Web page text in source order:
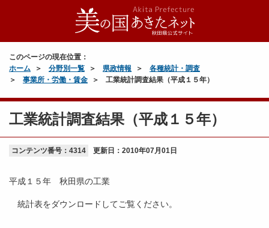
このページの現在位置：
ホーム
分野別一覧 県政情報
各種統計・調査
事業所・労働・賃金
工業統計調査結果（平成１５年）
工業統計調査結果（平成１５年）
コンテンツ番号：4314 更新日： 2010年07月01日
平成１５年 秋田県の工業
統計表をダウンロードしてご覧ください。